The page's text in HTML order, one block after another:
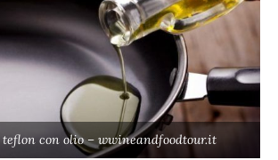
con olio – wwineandfoodtour.it